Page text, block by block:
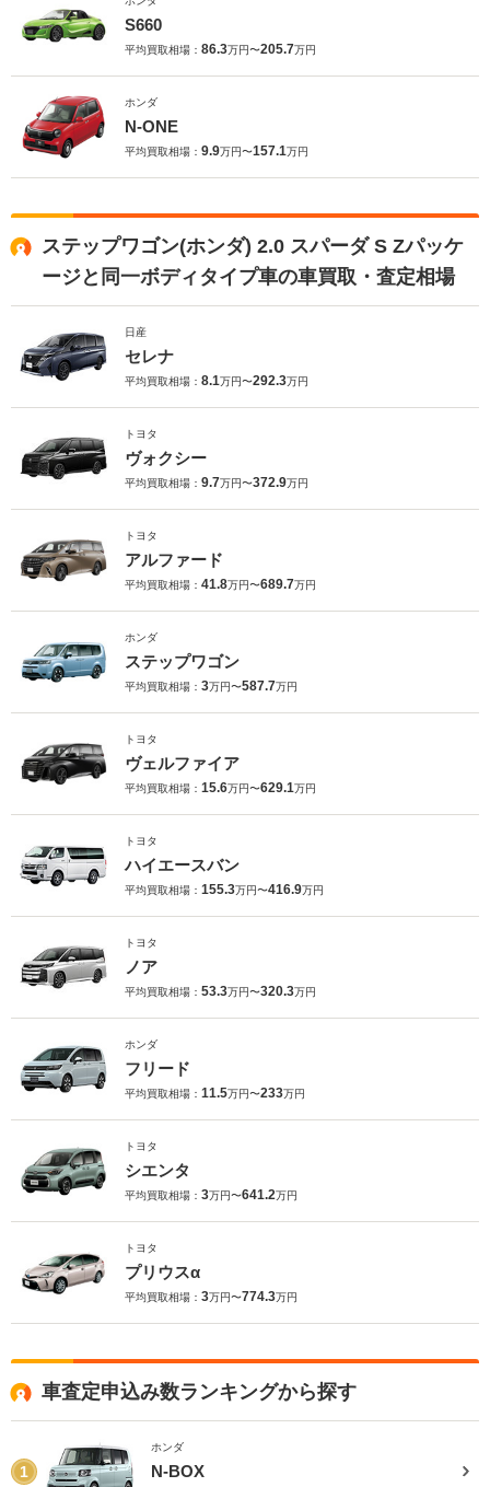
S660
平均買取相場： 86.3万円〜205.7万円
ホンダ
N-ONE
平均買取相場： 9.9万円〜157.1万円
ステップワゴン(ホンダ) 2.0 スパーダ S Zパッケ
ージと同一ボディタイプ車の車買取・査定相場
日産
セレナ
平均買取相場： 8.1万円〜292.3万円
トヨタ
ヴォクシー
平均買取相場： 9.7万円〜372.9万円
トヨタ
アルファード
平均買取相場： 41.8万円〜689.7万円
ホンダ
ステップワゴン
平均買取相場： 3万円〜587.7万円
トヨタ
ヴェルファイア
平均買取相場： 15.6万円〜629.1万円
トヨタ
ハイエースバン
平均買取相場： 155.3万円〜416.9万円
トヨタ
ノア
平均買取相場： 53.3万円〜320.3万円
ホンダ
フリード
平均買取相場： 11.5万円〜233万円
トヨタ
シエンタ
平均買取相場： 3万円〜641.2万円
トヨタ
プリウスα
平均買取相場： 3万円〜774.3万円
車査定申込み数ランキングから探す
1
ホンダ
N-BOX